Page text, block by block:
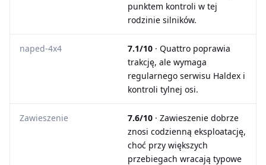
punktem kontroli w tej
rodzinie silników.
naped-4x4 7.1/10 · Quattro poprawia
trakcję, ale wymaga
regularnego serwisu Haldex i
kontroli tylnej osi.
Zawieszenie 7.6/10 · Zawieszenie dobrze
znosi codzienną eksploatację,
choć przy większych
przebiegach wracają typowe